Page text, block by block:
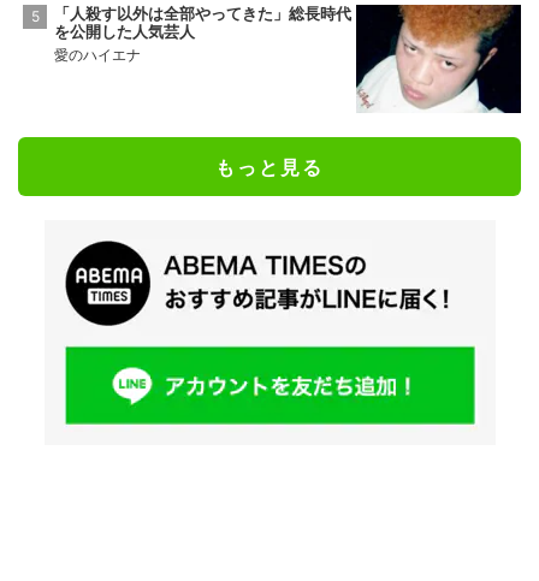
「人殺す以外は全部やってきた」総長時代
を公開した人気芸人
愛のハイエナ
もっと見る